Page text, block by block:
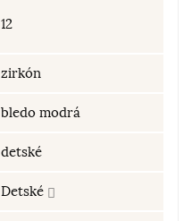
12
zirkón
bledo modrá
detské
Detské